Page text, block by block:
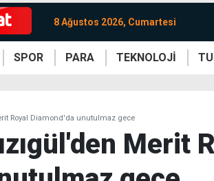
8 Ağustos 2026, Cumartesi
SPOR PARA TEKNOLOJİ
Royal Diamond'da unutulmaz gece
Merit